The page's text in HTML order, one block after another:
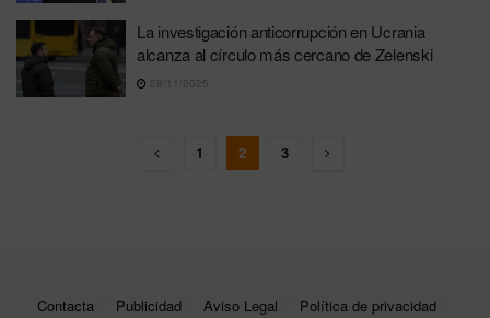
La investigación anticorrupción en Ucrania
alcanza al círculo más cercano de Zelenski
28/11/2025
1 2 3
Contacta Publicidad Aviso Legal Política de privacidad